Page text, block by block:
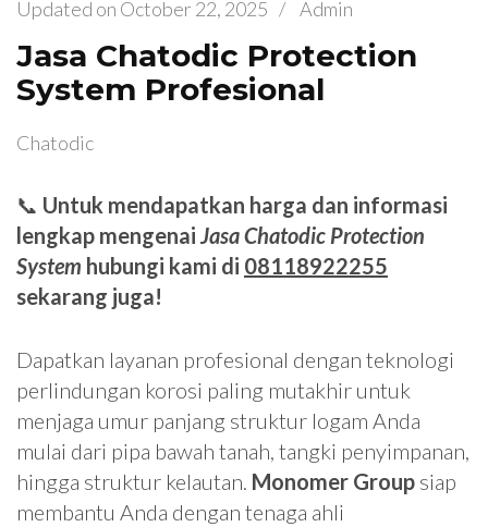
Updated on October 22, 2025 / Admin
Jasa Chatodic Protection
System Profesional
Chatodic
📞 Untuk mendapatkan harga dan informasi
lengkap mengenai Jasa Chatodic Protection
System hubungi kami di 08118922255
sekarang juga!
Dapatkan layanan profesional dengan teknologi
perlindungan korosi paling mutakhir untuk
menjaga umur panjang struktur logam Anda
mulai dari pipa bawah tanah, tangki penyimpanan,
hingga struktur kelautan. Monomer Group siap
membantu Anda dengan tenaga ahli